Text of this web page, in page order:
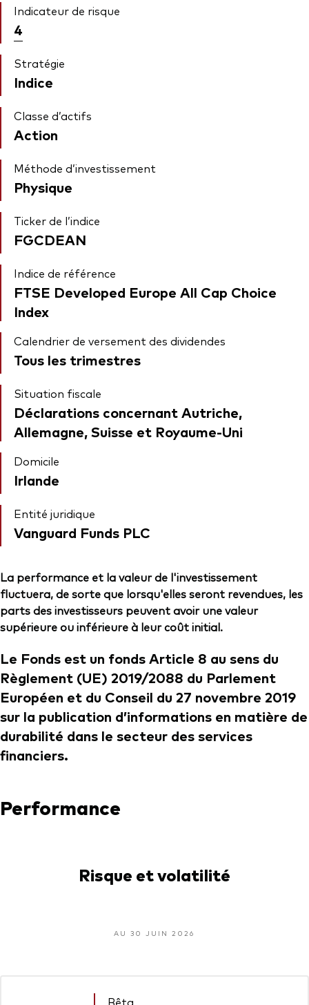
Indicateur de risque
4
Stratégie
Indice
Classe d’actifs
Action
Méthode d’investissement
Physique
Ticker de l’indice
FGCDEAN
Indice de référence
FTSE Developed Europe All Cap Choice
Index
Calendrier de versement des dividendes
Tous les trimestres
Situation fiscale
Déclarations concernant Autriche,
Allemagne, Suisse et Royaume-Uni
Domicile
Irlande
Entité juridique
Vanguard Funds PLC
La performance et la valeur de l'investissement
fluctuera, de sorte que lorsqu'elles seront revendues, les
parts des investisseurs peuvent avoir une valeur
supérieure ou inférieure à leur coût initial.
Le Fonds est un fonds Article 8 au sens du
Règlement (UE) 2019/2088 du Parlement
Européen et du Conseil du 27 novembre 2019
sur la publication d’informations en matière de
durabilité dans le secteur des services
financiers.
Performance
Risque et volatilité
AU 30 JUIN 2026
Bêta